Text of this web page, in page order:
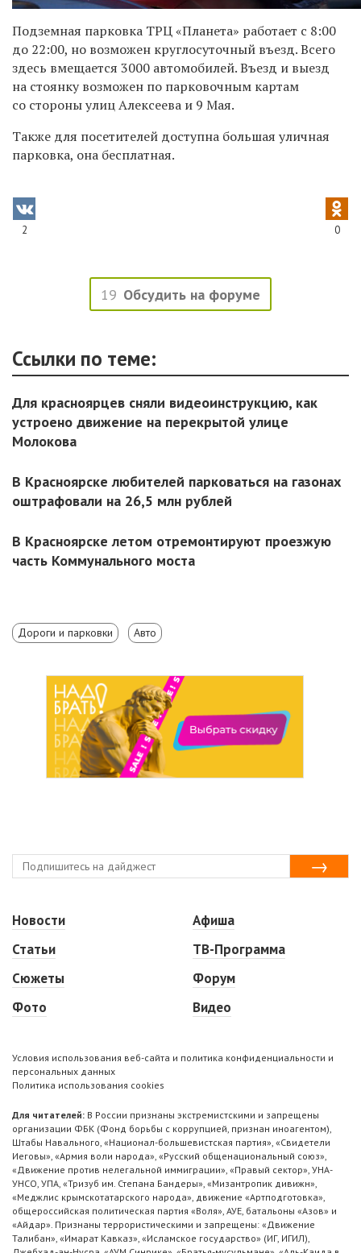
Подземная парковка ТРЦ «Планета» работает с 8:00
до 22:00, но возможен круглосуточный въезд. Всего
здесь вмещается 3000 автомобилей.Въезд и выезд
на стоянку возможен по парковочным картам
со стороны улиц Алексеева и 9 Мая.
Также для посетителей доступна большая уличная
парковка, она бесплатная.
2 0
19 Обсудить на форуме
Ссылки по теме:
Для красноярцев сняли видеоинструкцию, как
устроено движение на перекрытой улице
Молокова
В Красноярске любителей парковаться на газонах
оштрафовали на 26,5 млн рублей
В Красноярске летом отремонтируют проезжую
часть Коммунального моста
Дороги и парковки Авто
Новости
Статьи
Сюжеты
Фото
Афиша
ТВ-Программа
Форум
Видео
Условия использования веб-сайта и политика конфиденциальности и
персональных данных
Политика использования cookies
Для читателей: В России признаны экстремистскими и запрещены
организации ФБК (Фонд борьбы с коррупцией, признан иноагентом),
Штабы Навального, «Национал-большевистская партия», «Свидетели
Иеговы», «Армия воли народа», «Русский общенациональный союз»,
«Движение против нелегальной иммиграции», «Правый сектор», УНА-
УНСО, УПА, «Тризуб им. Степана Бандеры», «Мизантропик дивижн»,
«Меджлис крымскотатарского народа», движение «Артподготовка»,
общероссийская политическая партия «Воля», АУЕ, батальоны «Азов» и
«Айдар». Признаны террористическими и запрещены: «Движение
Талибан», «Имарат Кавказ», «Исламское государство» (ИГ, ИГИЛ),